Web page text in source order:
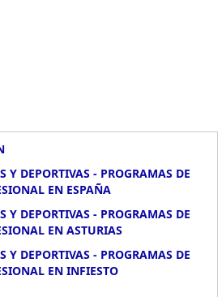
Y DEPORTIVAS - PROGRAMAS DE
EN ESPAÑA
Y DEPORTIVAS - PROGRAMAS DE
EN ASTURIAS
Y DEPORTIVAS - PROGRAMAS DE
EN INFIESTO